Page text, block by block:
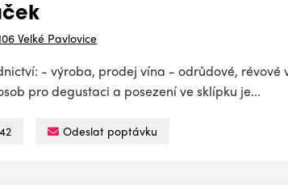
Velké Pavlovice
- výroba, prodej vína - odrůdové,
pro degustaci a posezení ve sklípku je...
Odeslat poptávku